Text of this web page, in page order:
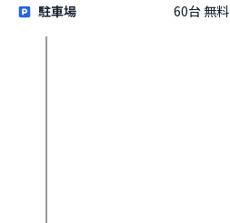
駐車場
60台 無料